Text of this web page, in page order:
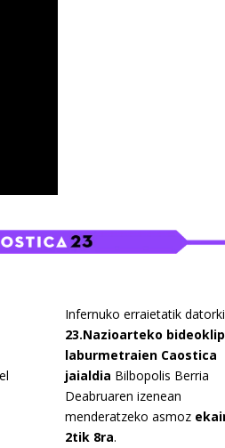
Infernuko erraietatik
23.Nazioarteko
laburmetraien Caostica
jaialdia Bilbopolis Berria
Deabruaren izenean
menderatzeko asmoz
2tik 8ra.